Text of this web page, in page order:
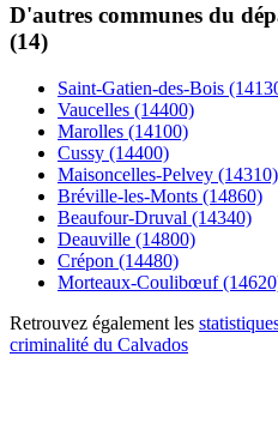
D'autres communes du
(14)
Saint-Gatien-des-Bois
Vaucelles (14400)
Marolles (14100)
Cussy (14400)
Maisoncelles-Pelvey (14310)
Bréville-les-Monts (14860)
Beaufour-Druval (14340)
Deauville (14800)
Crépon (14480)
Morteaux-Coulibœuf
Retrouvez également les
criminalité du Calvados